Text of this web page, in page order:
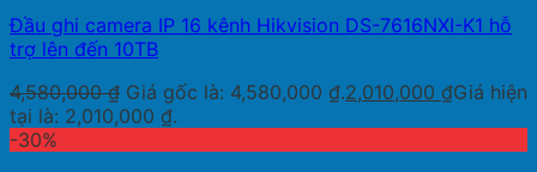
Đầu ghi camera IP 16 kênh Hikvision DS-7616NXI-K1 hỗ
trợ lên đến 10TB
4,580,000₫ Giá gốc là: 4,580,000 ₫.2,010,000 ₫Giá hiện
tại là: 2,010,000 ₫.
-30%